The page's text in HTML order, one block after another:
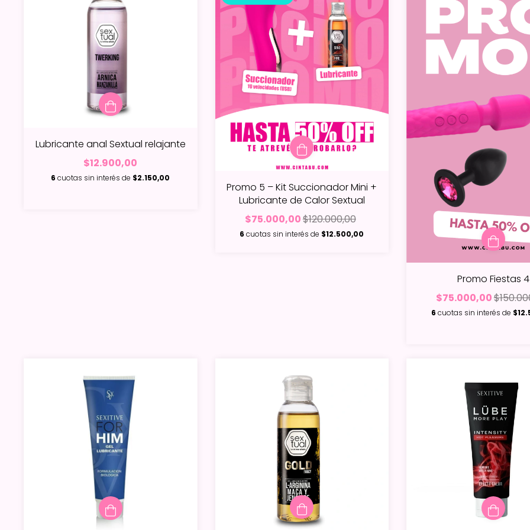
Lubricante anal Sextual relajante
$12.900,00
6 cuotas sin interés de $2.150,00
Promo 5 – Kit Succionador Mini +
Lubricante de Calor Sextual
$75.000,00$120.000,00
6 cuotas sin interés de $12.500,00
Promo Fiestas 4
$75.000,00
6 cuotas sin interés de